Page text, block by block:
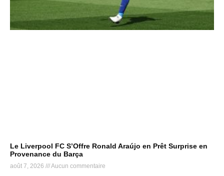
Le Liverpool FC S’Offre Ronald Araújo en Prêt Surprise en
Provenance du Barça
août 7, 2026 Aucun commentaire